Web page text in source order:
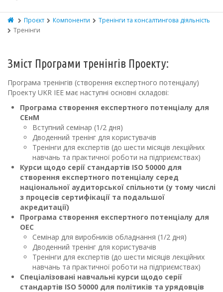
Проєкт Компоненти
Тренінги та консалтингова діяльність
Тренінги
Зміст Програми тренінгів Проекту:
Програма тренінгів (створення експертного потенціалу)
Проекту UKR ІЕЕ має наступні основні складові:
Програма створення експертного потенціалу для
СЕнМ
Вступний семінар (1/2 дня)
Дводенний тренінг для користувачів
Тренінги для експертів (до шести місяців лекційних
навчань та практичної роботи на підприємствах)
Курси щодо серії стандартів ISO 50000 для
створення експертного потенціалу серед
національної аудиторської спільноти (у тому числі
з процесів сертифікації та подальшої
акредитації)
Програма створення експертного потенціалу для
ОЕС
Семінар для виробників обладнання (1/2 дня)
Дводенний тренінг для користувачів
Тренінги для експертів (до шести місяців лекційних
навчань та практичної роботи на підприємствах)
Спеціалізовані навчальні курси щодо серії
стандартів ISO 50000 для політиків та урядовців